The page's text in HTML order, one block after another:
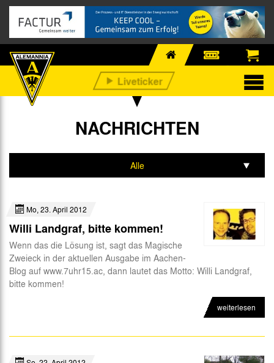
NACHRICHTEN
Alle
Fan-Infos
eSports
Mo, 23. April 2012
Willi Landgraf, bitte kommen!
Wenn das die Lösung ist, sagt das Magische
Zweieck in der aktuellen Ausgabe im Aachen-
Blog auf www.7uhr15.ac, dann lautet das Motto: Willi Landgraf,
bitte kommen!
weiterlesen